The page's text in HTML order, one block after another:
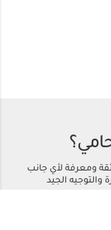
ومعرفة لأي جانب
الجيد